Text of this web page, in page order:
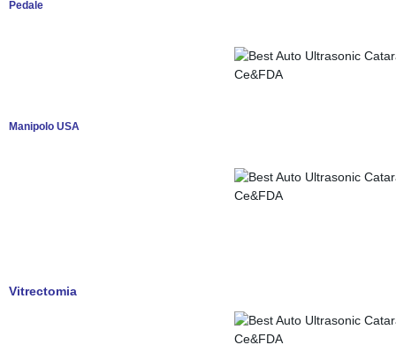
Pedale
Manipolo USA
Vitrectomia